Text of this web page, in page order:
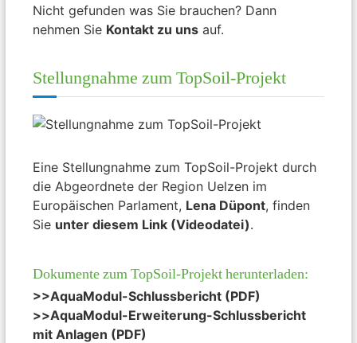
Nicht gefunden was Sie brauchen? Dann
nehmen Sie Kontakt zu uns auf.
Stellungnahme zum TopSoil-Projekt
Eine Stellungnahme zum TopSoil-Projekt durch
die Abgeordnete der Region Uelzen im
Europäischen Parlament, Lena Düpont, finden
Sie unter diesem Link (Videodatei).
Dokumente zum TopSoil-Projekt herunterladen:
>>AquaModul-Schlussbericht (PDF)
>>AquaModul-Erweiterung-Schlussbericht
mit Anlagen (PDF)